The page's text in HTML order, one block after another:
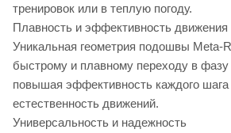
тренировок или в теплую погоду.
Плавность и эффективность движения
Уникальная геометрия подошвы Meta-
быстрому и плавному переходу в фазу
повышая эффективность каждого шага
естественность движений.
Универсальность и надежность